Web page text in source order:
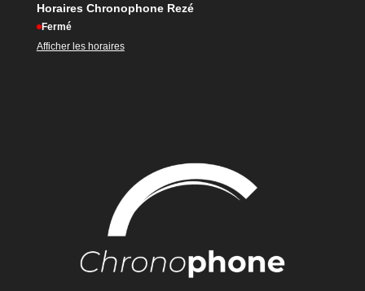
Horaires Chronophone Rezé
Fermé
Afficher les horaires